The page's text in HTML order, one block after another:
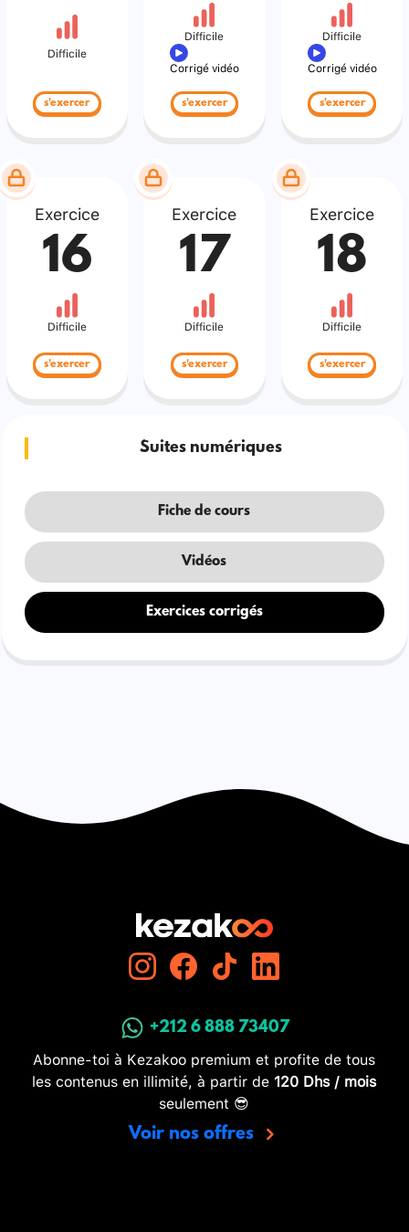
Difficile
s'exercer
Difficile
Corrigé vidéo
s'exercer
Difficile
Corrigé vidéo
s'exercer
Exercice
16
Difficile
s'exercer
Exercice
17
Difficile
s'exercer
Exercice
18
Difficile
s'exercer
Suites numériques
Fiche de cours
Vidéos
Exercices corrigés
+212 6 888 73407
Abonne-toi à Kezakoo premium et profite de tous
les contenus en illimité, à partir de 120 Dhs / mois
seulement 😎
Voir nos offres